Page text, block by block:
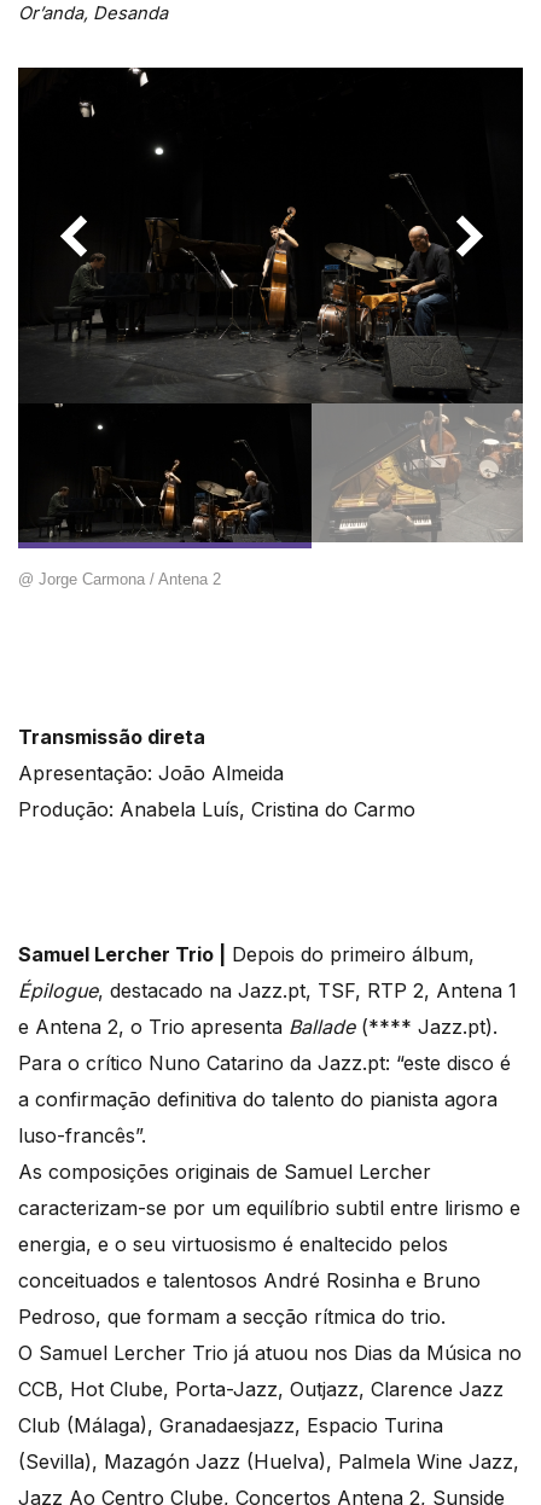
Or’anda, Desanda
@ Jorge Carmona / Antena 2
Transmissão direta
Apresentação: João Almeida
Produção: Anabela Luís, Cristina do Carmo
Samuel Lercher Trio |
Depois do primeiro álbum,
Épilogue, destacado na Jazz.pt, TSF, RTP 2, Antena 1
e Antena 2, o Trio apresenta Ballade(**** Jazz.pt).
Para o crítico Nuno Catarino da Jazz.pt: “este disco é
a confirmação definitiva do talento do pianista agora
luso-francês”.
As composições originais de Samuel Lercher
caracterizam-se por um equilíbrio subtil entre lirismo e
energia, e o seu virtuosismo é enaltecido pelos
conceituados e talentosos André Rosinha e Bruno
Pedroso, que formam a secção rítmica do trio.
O Samuel Lercher Trio já atuou nos Dias da Música no
CCB, Hot Clube, Porta-Jazz, Outjazz, Clarence Jazz
Club (Málaga), Granadaesjazz, Espacio Turina
(Sevilla), Mazagón Jazz (Huelva), Palmela Wine Jazz,
Jazz Ao Centro Clube, Concertos Antena 2, Sunside